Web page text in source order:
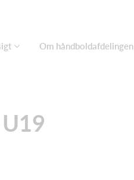
Om håndboldafdelingen